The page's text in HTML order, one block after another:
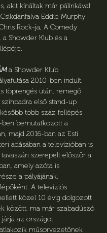
akit kínáltak már pálinkával
Eddie Murphy-
Rock-ja, A Comedy
a Showder Klub és a
a Showder Klub
2010-ben indult,
töprengés után, remegő
első stand-up
több száz fellépés
ben bemutatkozott a
majd 2016-ban az Esti
adásában a televízióban is
szerepelt először a
amely azóta is
a pályájának,
A televíziós
közel 10 évig dolgozott
között, ma már szabadúszó
az országot.
műsorvezetőnek